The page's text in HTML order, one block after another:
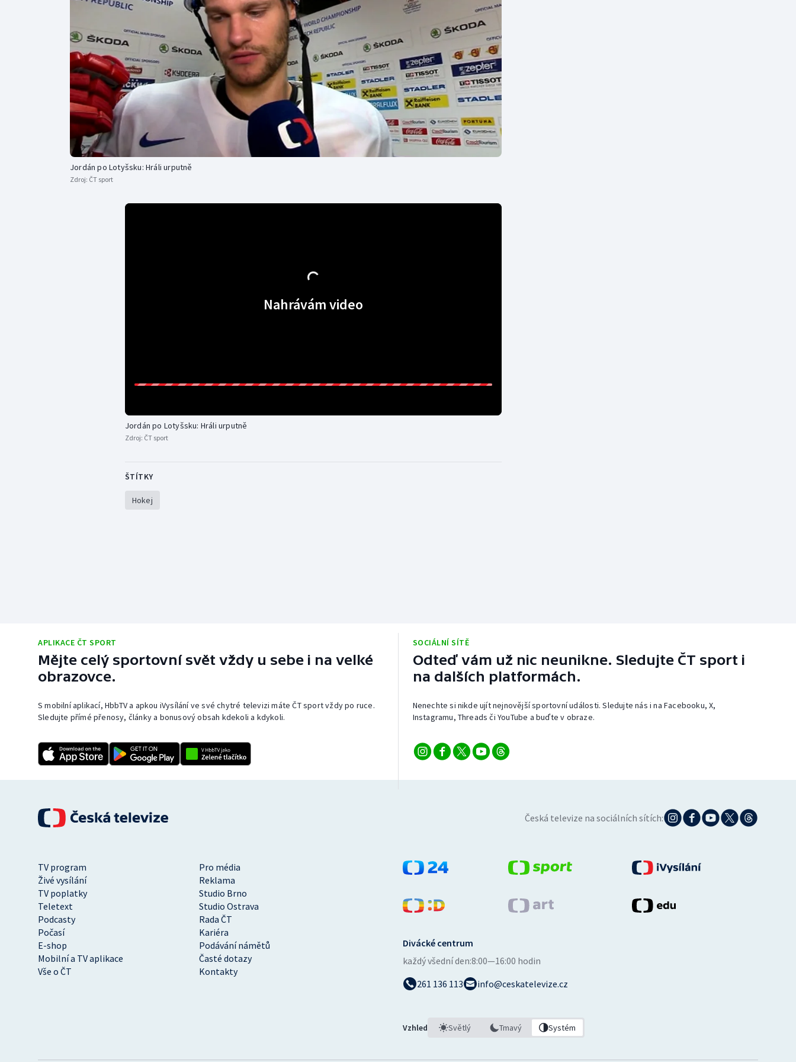
Curling
Dostihy
Florbal
Futsal
Golf
Gymnastika
Moderní pětiboj
Motorsport
Olympijské hry
Parasport
Plavání
Plážový volejbal
Veslování
Vodní slalom
Volejbal
Ostatní
Jordán po Lotyšsku: Hráli urputně
Zdroj: ČT sport
Nahrávám video
Jordán po Lotyšsku: Hráli urputně
Zdroj: ČT sport
ŠTÍTKY
Hokej
APLIKACE ČT SPORT
Mějte celý sportovní svět vždy u sebe i na velké
obrazovce.
S mobilní aplikací, HbbTV a apkou iVysílání ve své chytré televizi máte ČT sport vždy po ruce.
Sledujte přímé přenosy, články a bonusový obsah kdekoli a kdykoli.
SOCIÁLNÍ SÍTĚ
Odteď vám už nic neunikne. Sledujte ČT sport i
na dalších platformách.
Nenechte si nikde ujít nejnovější sportovní události. Sledujte nás i na Facebooku, X,
Instagramu, Threads či YouTube a buďte v obraze.
Česká televize na sociálních sítích:
TV program
Pro média
Živé vysílání
Reklama
TV poplatky
Studio Brno
Teletext
Studio Ostrava
Podcasty
Rada ČT
Počasí
Kariéra
E-shop
Podávání námětů
Mobilní a TV aplikace
Časté dotazy
Vše o ČT
Kontakty
Divácké centrum
každý všední den:8:00—16:00 hodin
261 136 113
info@ceskatelevize.cz
Vzhled Světlý Tmavý Systém